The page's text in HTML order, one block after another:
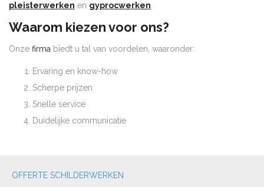
pleisterwerken en gyprocwerken.
Waarom kiezen voor ons?
Onze firma biedt u tal van voordelen, waaronder:
Ervaring en know-how
Scherpe prijzen
Snelle service
Duidelijke communicatie
OFFERTE SCHILDERWERKEN